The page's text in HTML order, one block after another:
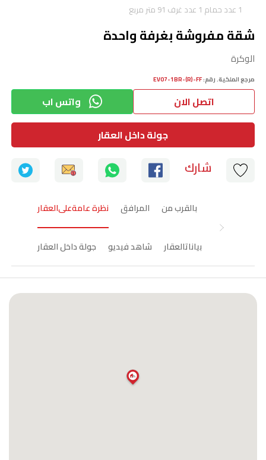
1 عدد حمام 1 عدد غرف 91 متر مربع
شقة مفروشة بغرفة واحدة
الوكرة
مرجع الملكية. رقم:EV07-1BR-(R)-FF
اتصل الان
واتس اب
جولة داخل العقار
ﺷﺎرك
ﻧظرة ﻋﺎﻣﺔﻋﻠﻰاﻟﻌﻘﺎر المرافق بالقرب من
جولة داخل العقار شاهد فيديو ﺑﯾﺎﻧﺎتاﻟﻌﻘﺎر